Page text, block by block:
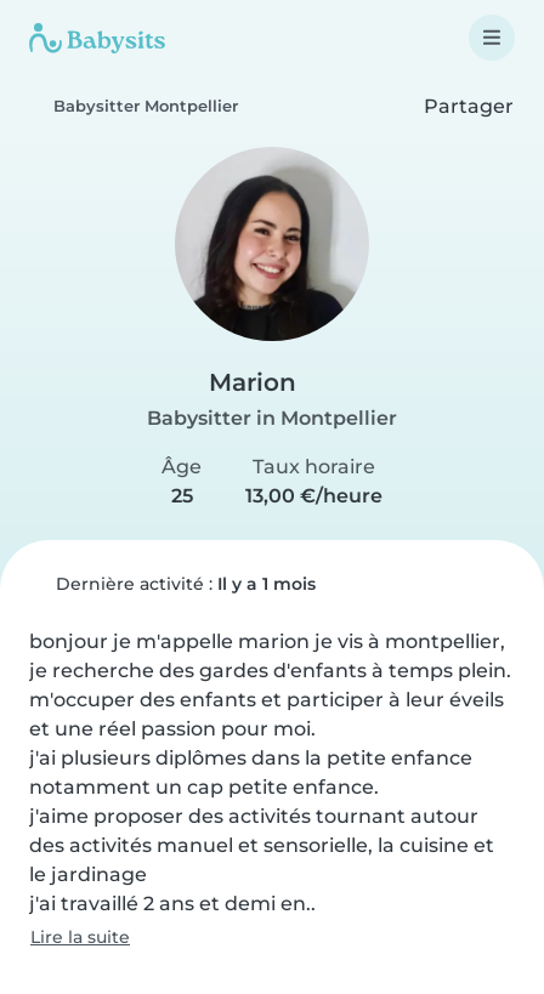
Babysitter Montpellier Partager
Marion
Babysitter in Montpellier
Âge
25
Taux horaire
13,00 €/heure
Dernière activité : Il y a 1 mois
bonjour je m'appelle marion je vis à montpellier,
je recherche des gardes d'enfants à temps plein.
m'occuper des enfants et participer à leur éveils
et une réel passion pour moi.
j'ai plusieurs diplômes dans la petite enfance
notamment un cap petite enfance.
j'aime proposer des activités tournant autour
des activités manuel et sensorielle, la cuisine et
le jardinage
j'ai travaillé 2 ans et demi en..
Lire la suite